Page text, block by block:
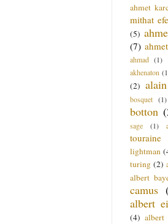
ahmet
mithat
(5)
(7)
ahmad (1)
akhenaton
(2) alain
bosquet (1)
botton
sage
(1)
touraine
lightman
turing (2)
albert
camus
albert
(4) albert